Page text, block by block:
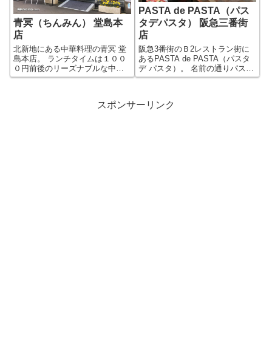
青冥（ちんみん） 堂島本
店
北新地にある中華料理の青冥 堂
島本店。 ランチタイムは１００
０円前後のリーズナブルな中華
料理が食べられます。 コースは
青冥 堂島本店 店舗情報】 お店
PASTA de PASTA（パス
タデパスタ） 阪急三番街
店
阪急3番街のＢ2レストラン街に
あるPASTA de PASTA（パスタ
デ パスタ）。 名前の通りパスタ
屋さんですが、同料金でパスタ
タイム用なのかパンケーキやホ
スポンサーリンク